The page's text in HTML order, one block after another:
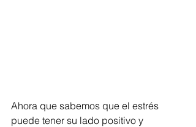
Ahora que sabemos que el estrés
puede tener su lado positivo y